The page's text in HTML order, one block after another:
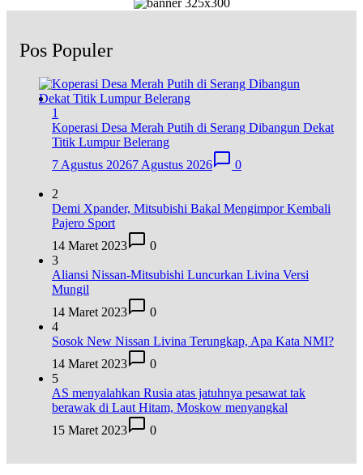
Pos Populer
1
Koperasi Desa Merah Putih di Serang Dibangun Dekat
Titik Lumpur Belerang
7 Agustus 20267 Agustus 2026 0
2
Demi Xpander, Mitsubishi Bakal Mengimpor Kembali
Pajero Sport
14 Maret 2023
0
3
Aliansi Nissan-Mitsubishi Luncurkan Livina Versi
Mungil
14 Maret 2023
0
4
Sosok New Nissan Livina Terungkap, Apa Kata NMI?
14 Maret 2023
0
5
AS menyalahkan Rusia atas jatuhnya pesawat tak
berawak di Laut Hitam, Moskow menyangkal
15 Maret 2023
0